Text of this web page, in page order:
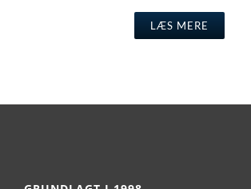
LÆS MERE